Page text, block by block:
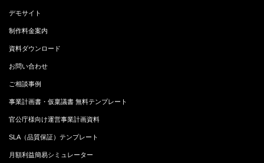
デモサイト
制作料金案内
資料ダウンロード
お問い合わせ
ご相談事例
事業計画書・仮稟議書 無料テンプレート
官公庁様向け運営事業計画資料
SLA（品質保証）テンプレート
月額利益簡易シミュレーター